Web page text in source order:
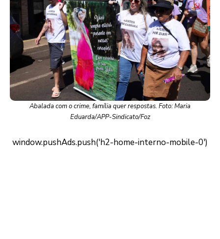
Abalada com o crime, família quer respostas. Foto: Maria
Eduarda/APP-Sindicato/Foz